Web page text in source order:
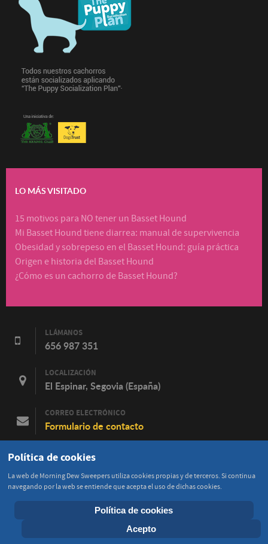
LO MÁS VISITADO
15 motivos para NO tener un Basset Hound
Mi Basset Hound tiene diarrea: manual de supervivencia
Obesidad y sobrepeso en el Basset Hound: guía práctica
Origen e historia del Basset Hound
¿Cómo es un cachorro de Basset Hound?
LLÁMANOS
656 987 351
LOCALIZACIÓN
El Espinar, Segovia (España)
CORREO ELECTRÓNICO
Formulario de contacto
FACEBOOK
© 2015 - 2026 Morning Dew Sweepers
Política de cookies
La web de Morning Dew Sweepers utiliza cookies propias y de terceros. Si continua
navegando por la web se entiende que acepta el uso de dichas cookies.
Política de cookies
Acepto